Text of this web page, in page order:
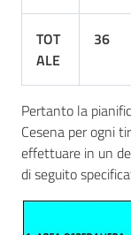
TOT
ALE
36
Pertanto la
Cesena per ogni
effettuare in un
di seguito